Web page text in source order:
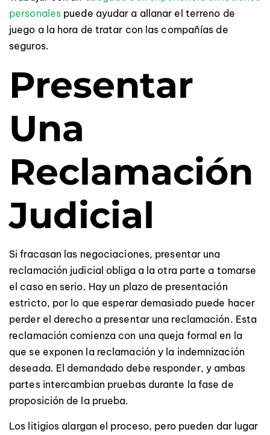
personales puede ayudar a allanar el terreno de
juego a la hora de tratar con las compañías de
seguros.
Presentar
Una
Reclamación
Judicial
Si fracasan las negociaciones, presentar una
reclamación judicial obliga a la otra parte a tomarse
el caso en serio. Hay un plazo de presentación
estricto, por lo que esperar demasiado puede hacer
perder el derecho a presentar una reclamación. Esta
reclamación comienza con una queja formal en la
que se exponen la reclamación y la indemnización
deseada. El demandado debe responder, y ambas
partes intercambian pruebas durante la fase de
proposición de la prueba.
Los litigios alargan el proceso, pero pueden dar lugar